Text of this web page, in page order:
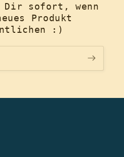
Dir sofort, wenn
Produkt
:)